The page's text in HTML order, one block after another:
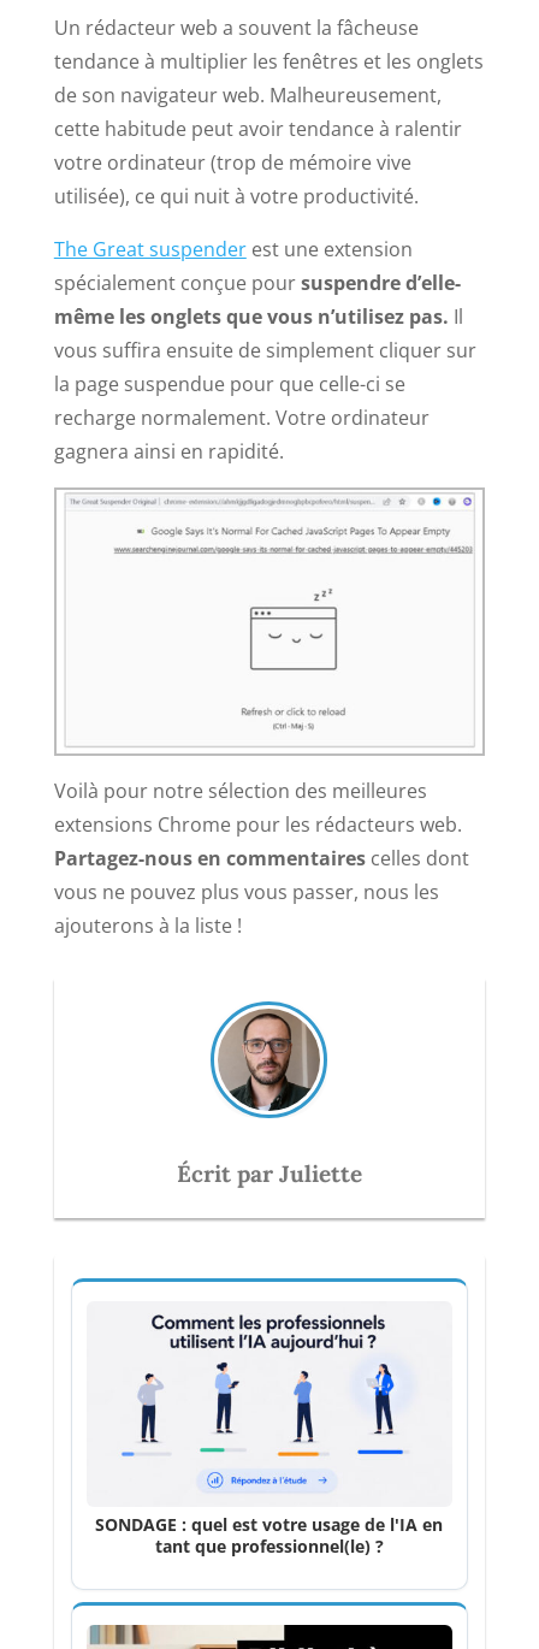
Un rédacteur web a souvent la fâcheuse
tendance à multiplier les fenêtres et les onglets
de son navigateur web. Malheureusement,
cette habitude peut avoir tendance à ralentir
votre ordinateur (trop de mémoire vive
utilisée), ce qui nuit à votre productivité.
The Great suspenderest une extension
spécialement conçue poursuspendre d’elle-
même les onglets que vous n’utilisez pas. Il
vous suffira ensuite de simplement cliquer sur
la page suspendue pour que celle-ci se
recharge normalement. Votre ordinateur
gagnera ainsi en rapidité.
Voilà pour notre sélection des meilleures
extensions Chrome pour les rédacteurs web.
Partagez-nous en commentairescelles dont
vous ne pouvez plus vous passer, nous les
ajouterons à la liste !
Écrit par Juliette
SONDAGE : quel est votre usage de l'IA en
tant que professionnel(le) ?